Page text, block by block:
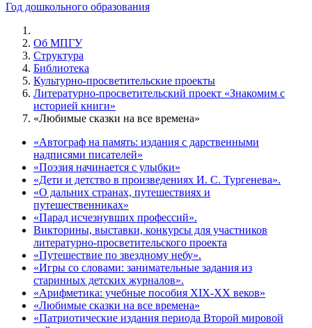
Год дошкольного образования
Об МПГУ
Структура
Библиотека
Культурно-просветительские проекты
Литературно-просветительский проект «Знакомим с
историей книги»
«Любимые сказки на все времена»
«Автограф на память: издания с дарственными
надписями писателей»
«Поэзия начинается с улыбки»
«Дети и детство в произведениях И. С. Тургенева».
«О дальних странах, путешествиях и
путешественниках»
«Парад исчезнувших профессий».
Викторины, выставки, конкурсы для участников
литературно-просветительского проекта
«Путешествие по звездному небу».
«Игры со словами: занимательные задания из
старинных детских журналов».
«Арифметика: учебные пособия XIX-XX веков»
«Любимые сказки на все времена»
«Патриотические издания периода Второй мировой